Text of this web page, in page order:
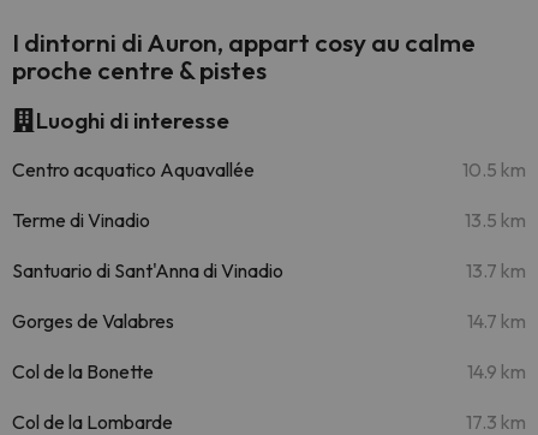
I dintorni di Auron, appart cosy au calme
proche centre & pistes
Luoghi di interesse
Centro acquatico Aquavallée 10.5 km
Terme di Vinadio 13.5 km
Santuario di Sant'Anna di Vinadio 13.7 km
Gorges de Valabres 14.7 km
Col de la Bonette 14.9 km
Col de la Lombarde 17.3 km